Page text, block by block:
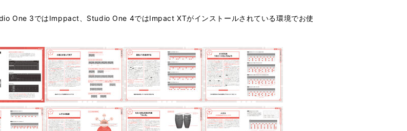
One 3ではImppact、Studio One 4ではImpact XTがインストールされている環境でお使